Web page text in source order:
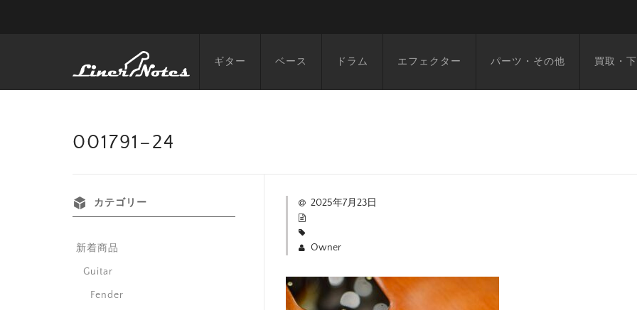
ギター ベース ドラム エフェクター パーツ・その他 買取・
001791–24
2025年7月23日
Owner
カテゴリー
新着商品
Guitar
Fender